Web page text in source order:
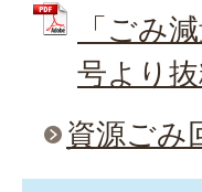
「ごみ
号より
資源ごみ